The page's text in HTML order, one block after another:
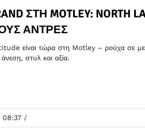
ΣΤΗ MOTLEY:
ΆΝΤΡΕΣ
είναι τώρα στη Motley – ρούχα σε
στυλ και αξία.
08:37 /